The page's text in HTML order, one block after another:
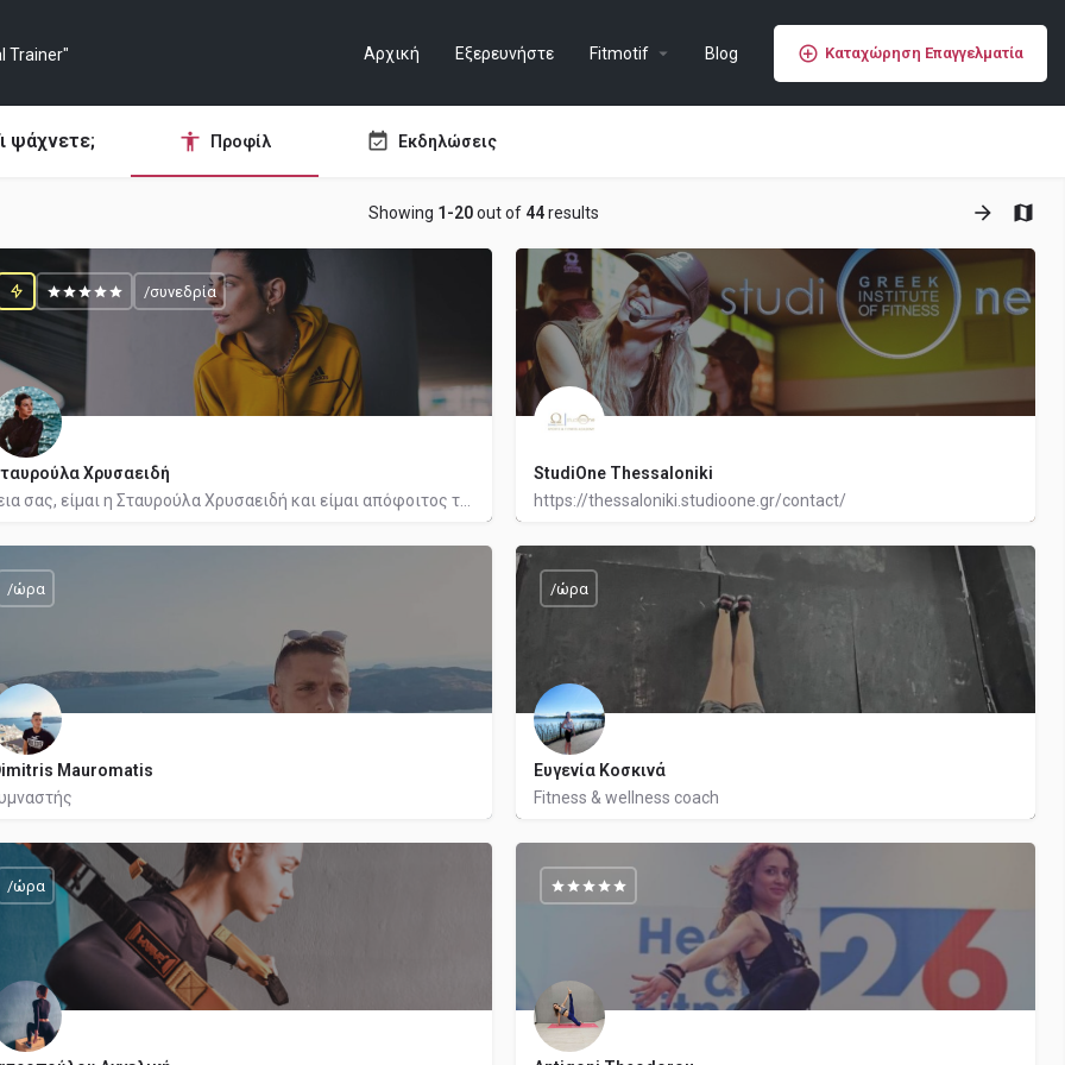
Αρχική Εξερευνήστε Fitmotif Blog Καταχώρηση Επαγγελματία
ψάχνετε; Προφίλ Εκδηλώσεις
Showing 1-20out of 44results
Χρυσαειδή
/συνεδρία
StudiOne Thessaloniki
https://thessaloniki.studioone.gr/contact/
Mauromatis
/ώρα
Ευγενία Κοσκινά
Fitness & wellness coach
/ώρα
/ώρα